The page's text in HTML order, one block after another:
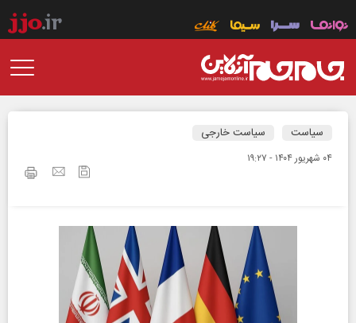
سیاست سیاست خارجی
۰۴ شهريور ۱۴۰۴ - ۱۹:۲۷